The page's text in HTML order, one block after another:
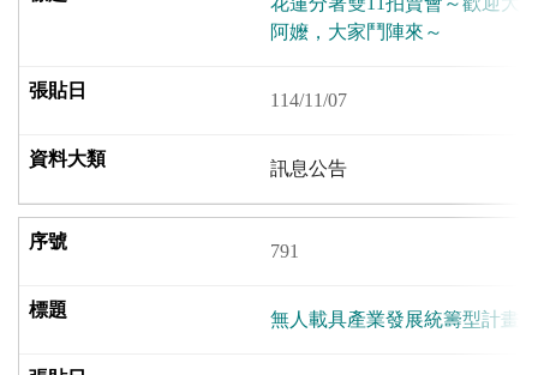
阿嬤，大家鬥陣來～
114/11/07
訊息公告
791
無人載具產業發展統籌型計畫